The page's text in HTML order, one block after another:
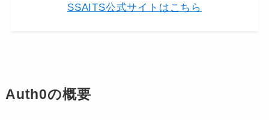
SSAITS公式サイトはこちら
Auth0の概要